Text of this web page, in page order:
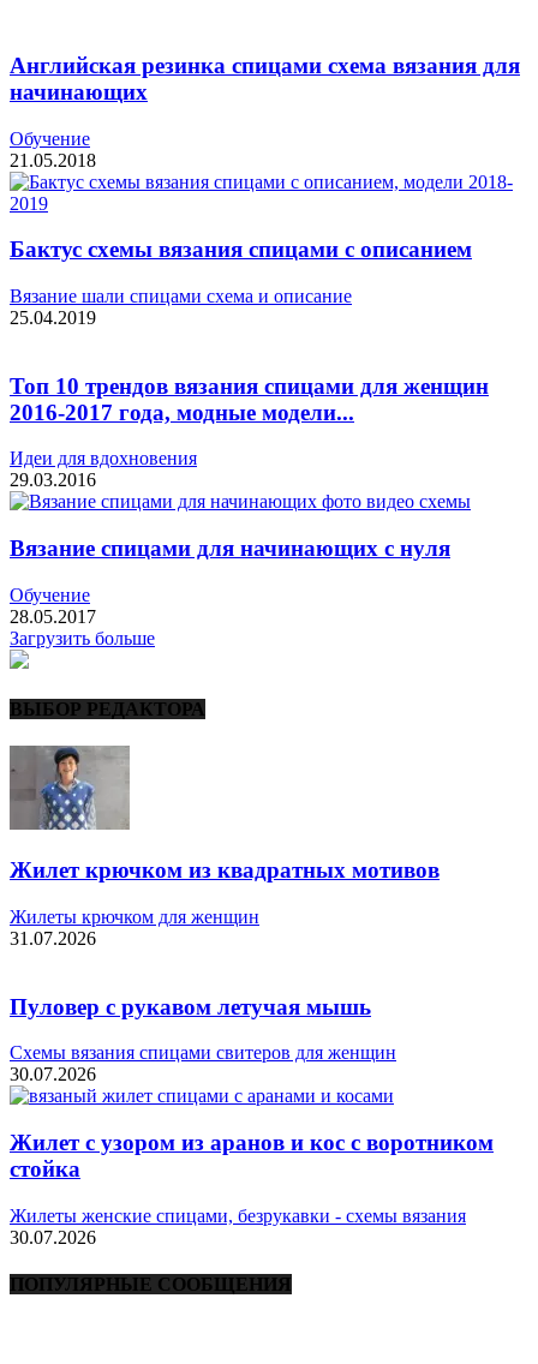
Английская резинка спицами схема вязания для
начинающих
Обучение
21.05.2018
Бактус схемы вязания спицами с описанием
Вязание шали спицами схема и описание
25.04.2019
Топ 10 трендов вязания спицами для женщин
2016-2017 года, модные модели...
Идеи для вдохновения
29.03.2016
Вязание спицами для начинающих с нуля
Обучение
28.05.2017
Загрузить больше
ВЫБОР РЕДАКТОРА
Жилет крючком из квадратных мотивов
Жилеты крючком для женщин
31.07.2026
Пуловер с рукавом летучая мышь
Схемы вязания спицами свитеров для женщин
30.07.2026
Жилет с узором из аранов и кос с воротником
стойка
Жилеты женские спицами, безрукавки - схемы вязания
30.07.2026
ПОПУЛЯРНЫЕ СООБЩЕНИЯ